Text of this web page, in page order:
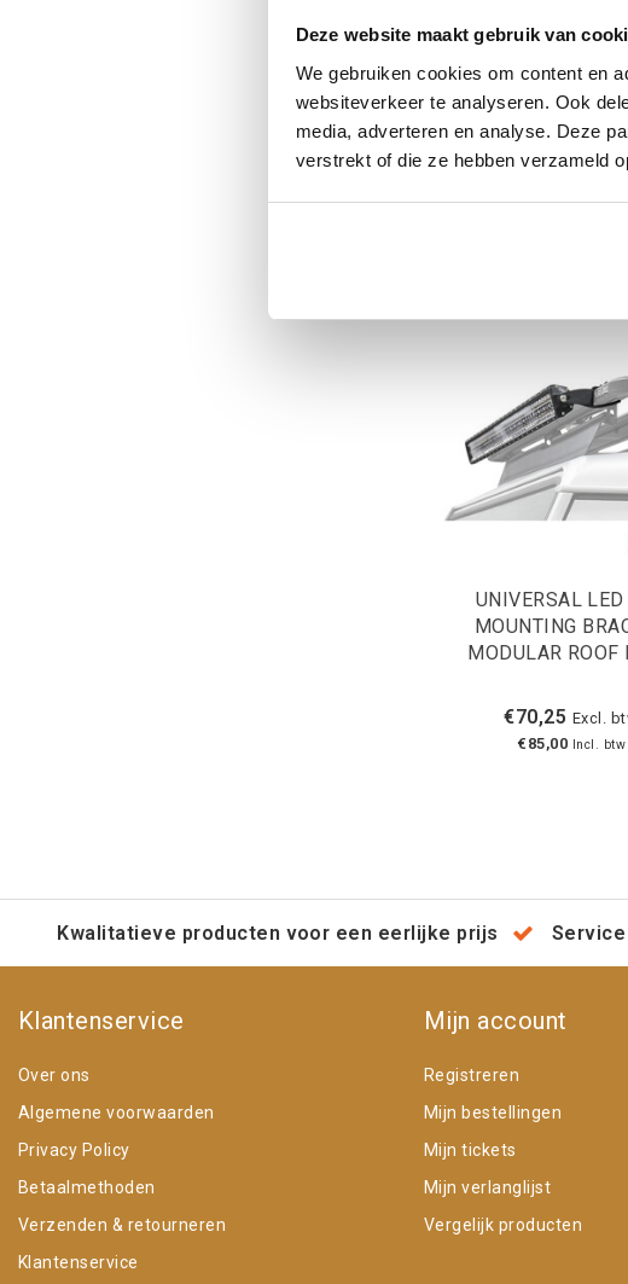
Deze website maakt gebruik van
We gebruiken cookies om content en
websiteverkeer te analyseren. Ook
media, adverteren en analyse. Deze
verstrekt of die ze hebben verzameld
€59,50
Excl.
UNIVERSAL LED
MOUNTING
MODULAR ROOF
€70,25 Excl.
€85,00
Incl. btw
Kwalitatieve producten voor een eerlijke prijs
Klantenservice
Over ons
Algemene voorwaarden
Privacy Policy
Betaalmethoden
Verzenden & retourneren
Klantenservice
Mijn account
Registreren
Mijn bestellingen
Mijn tickets
Mijn verlanglijst
Vergelijk producten